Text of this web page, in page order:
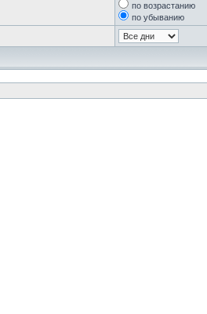
по возрастанию
по убыванию